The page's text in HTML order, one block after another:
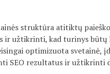
struktūra atitiktų
ir užtikrinti, kad turinys būtų
optimizuota svetainė,
SEO rezultatus ir užtikrinti